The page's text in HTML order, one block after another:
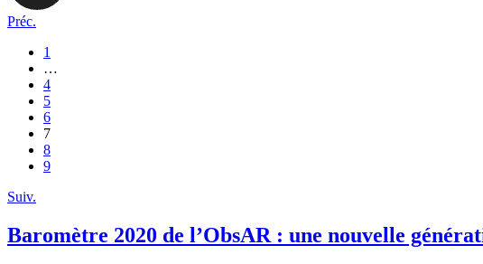
Préc.
1
…
4
5
6
7
8
9
Suiv.
Baromètre 2020 de l’ObsAR : une nouvelle